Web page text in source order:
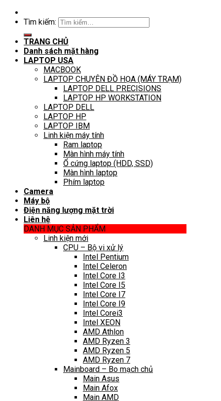
Tìm kiếm:
TRANG CHỦ
Danh sách mặt hàng
LAPTOP USA
MACBOOK
LAPTOP CHUYÊN ĐỒ HỌA (MÁY TRẠM)
LAPTOP DELL PRECISIONS
LAPTOP HP WORKSTATION
LAPTOP DELL
LAPTOP HP
LAPTOP IBM
Linh kiện máy tính
Ram laptop
Màn hình máy tính
Ổ cứng laptop (HDD, SSD)
Màn hình laptop
Phím laptop
Camera
Máy bộ
Điện năng lượng mặt trời
Liên hệ
DANH MỤC SẢN PHẨM
Linh kiện mới
CPU – Bộ vi xử lý
Intel Pentium
Intel Celeron
Intel Core I3
Intel Core I5
Intel Core I7
Intel Core I9
Intel Corei3
Intel XEON
AMD Athlon
AMD Ryzen 3
AMD Ryzen 5
AMD Ryzen 7
Mainboard – Bo mạch chủ
Main Asus
Main Afox
Main AMD